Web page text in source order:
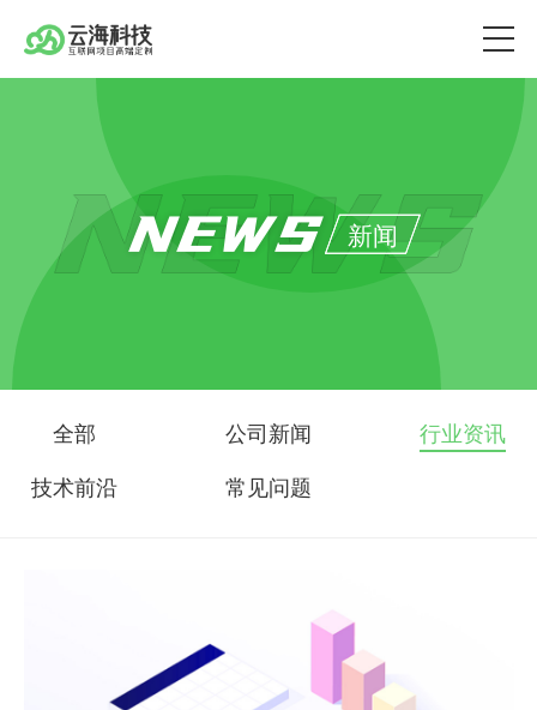
NEWS 新闻
全部 公司新闻
行业资讯
技术前沿
常见问题